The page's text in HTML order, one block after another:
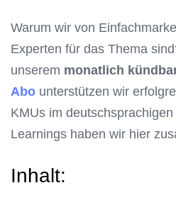
Warum wir von
Experten für das Thema
unserem monatlich
Abo unterstützen wir
KMUs im
Learnings haben wir hier
Inhalt: